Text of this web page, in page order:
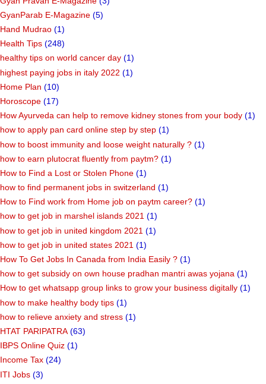
GyanParab E-Magazine (5)
Hand Mudrao (1)
Health Tips (248)
healthy tips on world cancer day (1)
highest paying jobs in italy 2022 (1)
Home Plan (10)
Horoscope (17)
How Ayurveda can help to remove kidney stones from your body (1)
how to apply pan card online step by step (1)
how to boost immunity and loose weight naturally ? (1)
how to earn plutocrat fluently from paytm? (1)
How to Find a Lost or Stolen Phone (1)
how to find permanent jobs in switzerland (1)
How to Find work from Home job on paytm career? (1)
how to get job in marshel islands 2021 (1)
how to get job in united kingdom 2021 (1)
how to get job in united states 2021 (1)
How To Get Jobs In Canada from India Easily ? (1)
how to get subsidy on own house pradhan mantri awas yojana (1)
How to get whatsapp group links to grow your business digitally (1)
how to make healthy body tips (1)
how to relieve anxiety and stress (1)
HTAT PARIPATRA (63)
IBPS Online Quiz (1)
Income Tax (24)
ITI Jobs (3)